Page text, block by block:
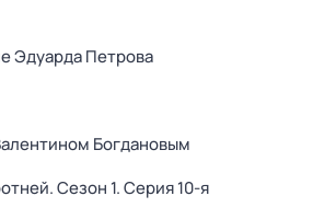
Эдуарда Петрова
Богдановым
. Сезон 1. Серия 10-я